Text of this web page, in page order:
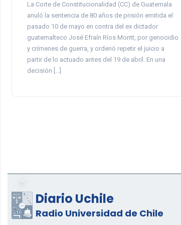
La Corte de Constitucionalidad (CC) de Guatemala
anuló la sentencia de 80 años de prisión emitida el
pasado 10 de mayo en contra del ex dictador
guatemalteco José Efraín Ríos Montt, por genocidio
y crímenes de guerra, y ordenó repetir el juicio a
partir de lo actuado antes del 19 de abril. En una
decisión […]
Diario Uchile
Radio Universidad de Chile